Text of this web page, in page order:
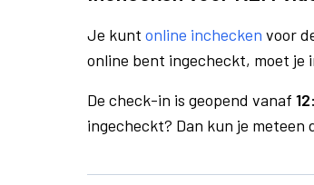
Je kunt online inchecken voor
online bent ingecheckt, moet je
De check-in is geopend vanaf
ingecheckt? Dan kun je meteen